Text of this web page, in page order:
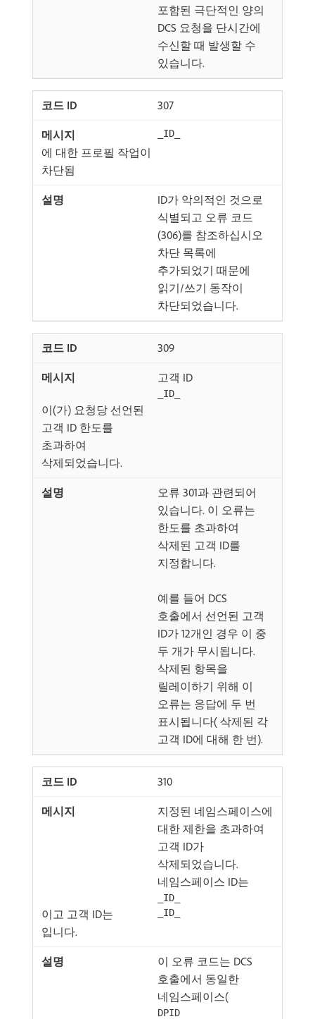
포함된 극단적인 양의
DCS 요청을 단시간에
수신할 때 발생할 수
있습니다.
307
_ID_
에 대한 프로필 작업이
차단됨
ID가 악의적인 것으로
식별되고 오류 코드
(306)를 참조하십시오
차단 목록에
추가되었기 때문에
읽기/쓰기 동작이
차단되었습니다.
309
고객 ID
_ID_
이(가) 요청당 선언된
고객 ID 한도를
초과하여
삭제되었습니다.
오류 301과 관련되어
있습니다. 이 오류는
한도를 초과하여
삭제된 고객 ID를
지정합니다.
예를 들어 DCS
호출에서 선언된 고객
ID가 12개인 경우 이 중
두 개가 무시됩니다.
삭제된 항목을
릴레이하기 위해 이
오류는 응답에 두 번
표시됩니다( 삭제된 각
고객 ID에 대해 한 번).
310
지정된 네임스페이스에
대한 제한을 초과하여
고객 ID가
삭제되었습니다.
네임스페이스 ID는
_ID_
이고 고객 ID는 _ID_
입니다.
이 오류 코드는 DCS
호출에서 동일한
네임스페이스(
DPID